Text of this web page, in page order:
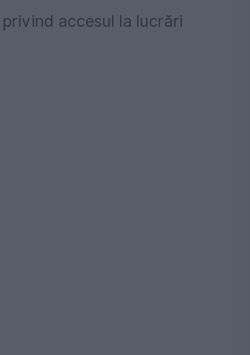
accesul la lucrări